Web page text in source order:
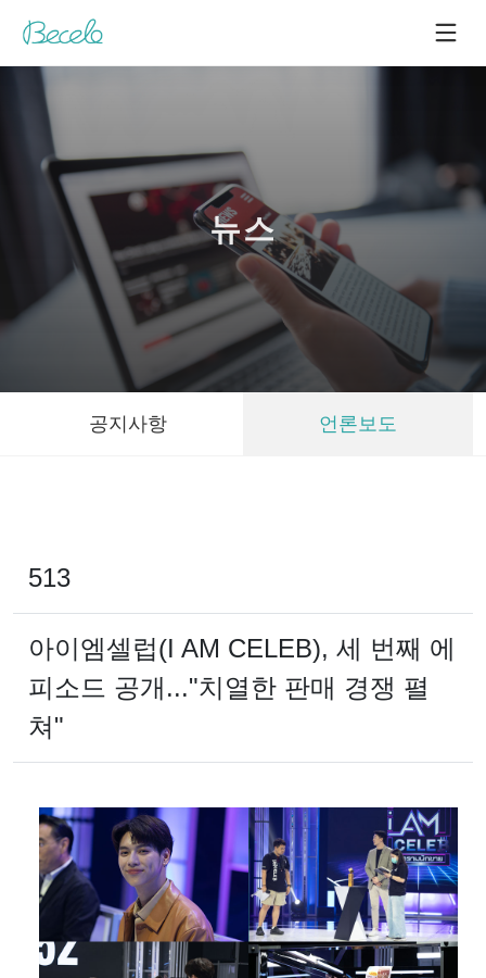
뉴스
공지사항 언론보도
513
아이엠셀럽(I AM CELEB), 세 번째 에
피소드 공개..."치열한 판매 경쟁 펼
쳐"